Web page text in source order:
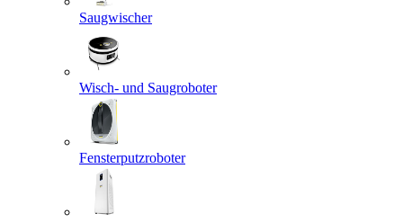
Saugwischer
Wisch- und Saugroboter
Fensterputzroboter